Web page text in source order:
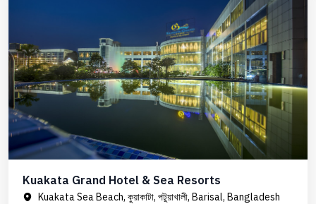
Kuakata Grand Hotel & Sea Resorts
Kuakata Sea Beach, কুয়াকাটা, পটুয়াখালী, Barisal, Bangladesh